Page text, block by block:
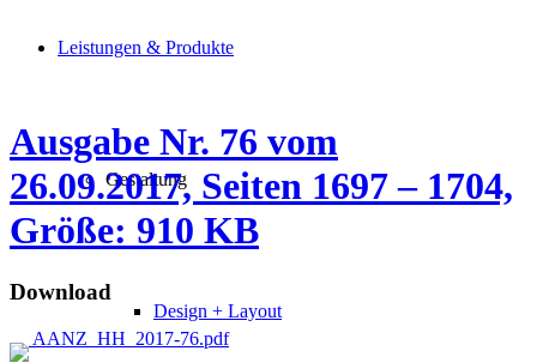
Leistungen & Produkte
Gestaltung
Design + Layout
Ausgabe Nr. 76 vom
26.09.2017, Seiten 1697 – 1704,
Größe: 910 KB
Download
AANZ_HH_2017-76.pdf